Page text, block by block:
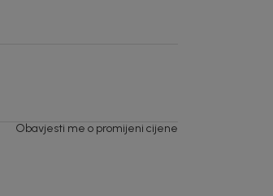
Obavjesti me o promijeni cijene